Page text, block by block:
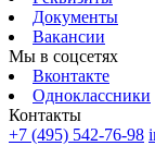
Документы
Вакансии
Мы в соцсетях
Вконтакте
Одноклассники
Контакты
+7 (495) 542-76-98